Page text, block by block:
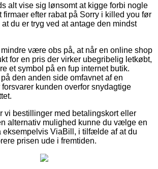
alt vise sig lønsomt at kigge forbi nogle
firmaer efter rabat på Sorry i killed you før
du er tryg ved at antage den mindst
være obs på, at når en online shop
for en pris der virker ubegribelig letkøbt,
et symbol på en fup internet butik.
den anden side omfavnet af en
kunden overfor snydagtige
vi bestillinger med betalingskort eller
alternativ mulighed kunne du vælge en
eksempelvis ViaBill, i tilfælde af at du
prisen ude i fremtiden.